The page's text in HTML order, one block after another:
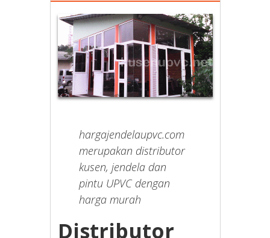
hargajendelaupvc.com
merupakan distributor
kusen, jendela dan
pintu UPVC dengan
harga murah
Distributor